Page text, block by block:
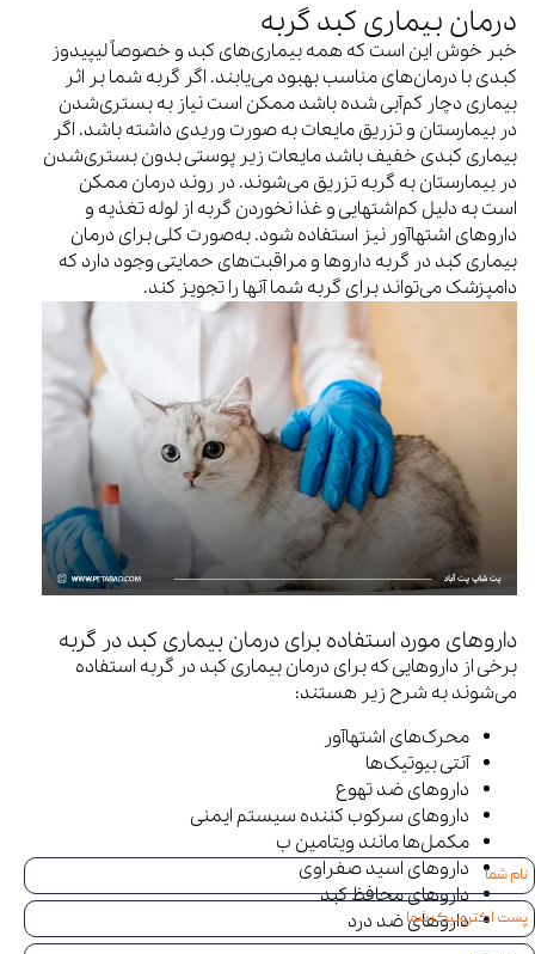
درمان بیماری کبد گربه
خبر خوش این است که همه بیماری‌های کبد و خصوصاً لیپیدوز
کبدی با درمان‌های مناسب بهبود می‌یابند. اگر گربه شما بر اثر
بیماری دچار کم‌آبی شده باشد ممکن است نیاز به بستری‌شدن
در بیمارستان و تزریق مایعات به صورت وریدی داشته باشد. اگر
بیماری کبدی خفیف باشد مایعات زیر پوستی بدون بستری‌شدن
در بیمارستان به گربه تزریق می‌شوند. در روند درمان ممکن
است به دلیل کم‌اشتهایی و غذا نخوردن گربه از لوله تغذیه و
داروهای اشتهاآور نیز استفاده شود. به‌صورت کلی برای درمان
بیماری کبد در گربه داروها و مراقبت‌های حمایتی وجود دارد که
دامپزشک می‌تواند برای گربه شما آنها را تجویز کند.
داروهای مورد استفاده برای درمان بیماری کبد در گربه‌
برخی از داروهایی که برای درمان بیماری کبد در گربه استفاده
می‌شوند به شرح زیر هستند:
محرک‌های اشتهاآور
آنتی بیوتیک‌ها
داروهای ضد تهوع
داروهای سرکوب کننده سیستم ایمنی
مکمل‌ها مانند ویتامین ب
داروهای اسید صفراوی
داروهای محافظ کبد
داروهای ضد درد